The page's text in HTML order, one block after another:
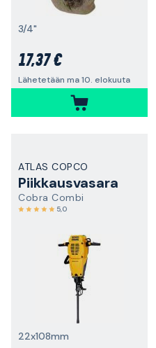
3/4"
17,37 €
Lähetetään ma 10. elokuuta
ATLAS COPCO
Piikkausvasara
Cobra Combi
5,0
22x108mm